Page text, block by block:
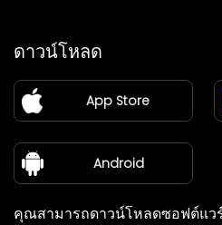
แฟรนไชส์
ศูนย์ข่าว
เกี่ยวกับเรา
ดาวน์โหลด
App Store
Android
คุณสามารถดาวน์โหลดซอฟต์แวร์